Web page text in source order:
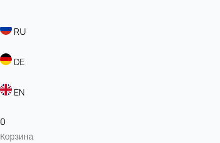
RU
DE
EN
0
Корзина